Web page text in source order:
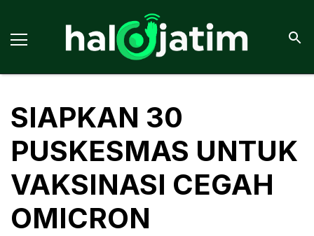
SIAPKAN 30
PUSKESMAS UNTUK
VAKSINASI CEGAH
OMICRON